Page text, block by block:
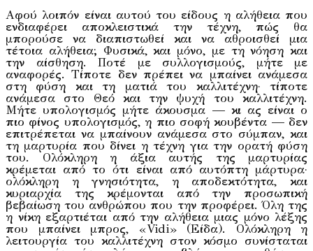
Αφού λοιπόν είναι αυτού του είδους η αλήθεια που
ενδιαφέρει αποκλειστικά την τέχνη, πώς θα
μπορούσε να διαπιστωθεί και να αθροισθεί μια
τέτοια αλήθεια; Φυσικά, και μόνο, με τη νόηση και
την αίσθηση. Ποτέ με συλλογισμούς, μήτε με
αναφορές. Τίποτε δεν πρέπει να μπαίνει ανάμεσα
στη φύση και τη ματιά του καλλιτέχνη· τίποτε
ανάμεσα στο Θεό και την ψυχή του καλλιτέχνη.
Μήτε υπολογισμός μήτε άκουσμα — κι ας είναι ο
πιο φίνος υπολογισμός, η πιο σοφή κουβέντα — δεν
επιτρέπεται να μπαίνουν ανάμεσα στο σύμπαν, και
τη μαρτυρία που δίνει η τέχνη για την ορατή φύση
του. Ολόκληρη η άξια αυτής της μαρτυρίας
κρέμεται από το ότι είναι από αυτόπτη μάρτυρα·
ολόκληρη η γνησιότητα, η αποδεκτότητα, και
κυριαρχία της κρέμονται από την προσωπική
βεβαίωση του ανθρώπου που την προφέρει. Όλη της
η νίκη εξαρτιέται από την αλήθεια μιας μόνο λέξης
που μπαίνει μπρος, «Vidi» (Είδα). Ολόκληρη η
λειτουργία του καλλιτέχνη στον κόσμο συνίσταται